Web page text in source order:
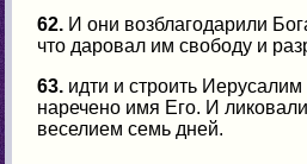
62. И они возблагодарили
что даровал им свободу и
63. идти и строить
наречено имя Его. И
веселием семь дней.